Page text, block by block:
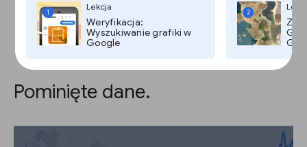
1
Lekcja
Weryfikacja:
Wyszukiwanie grafiki w
Google
2
Pominięte dane.